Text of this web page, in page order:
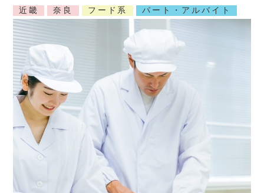
近畿 奈良 フード系 パート・アルバイト